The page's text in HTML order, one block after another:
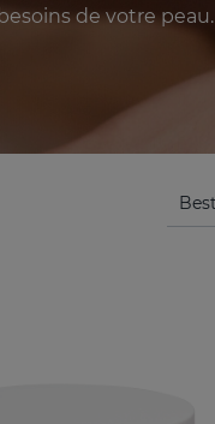
de votre peau.